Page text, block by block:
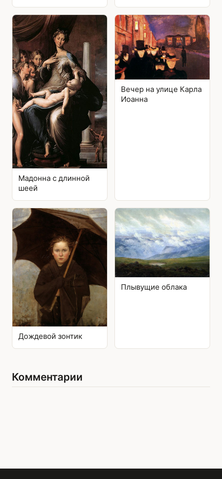
Мадонна с длинной
шеей
Вечер на улице Карла
Иоанна
Дождевой зонтик
Плывущие облака
Комментарии